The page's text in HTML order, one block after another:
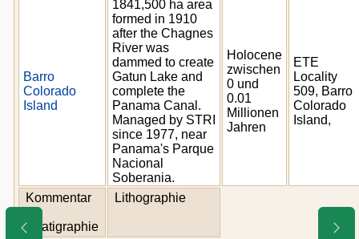
Barro
Colorado
Island
1841,500 ha area
formed in 1910
after the Chagnes
River was
dammed to create
Gatun Lake and
complete the
Panama Canal.
Managed by STRI
since 1977, near
Panama's Parque
Nacional
Soberania.
Holocene
zwischen
0 und
0.01
Millionen
Jahren
ETE
Locality
509, Barro
Colorado
Island,
Kommentar
Stratigraphie
Lithographie